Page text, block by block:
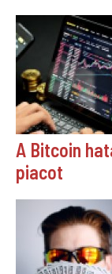
A Bitcoin
piacot